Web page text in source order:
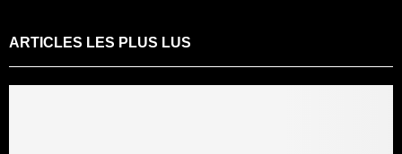
ARTICLES LES PLUS LUS